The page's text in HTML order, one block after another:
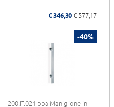
€ 346,30 € 577,17
-40%
200.IT.021 pba Maniglione in